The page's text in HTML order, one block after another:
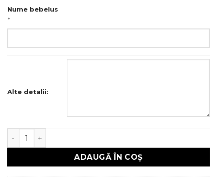
Nume bebelus
*
Alte detalii:
Cantitate Trusou botez gold Ingeras, 10 piese
ADAUGĂ ÎN COȘ